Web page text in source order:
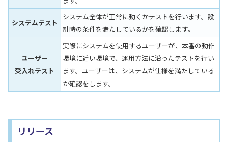
システムテスト
システム全体が正常に動くかテストを行います。設
計時の条件を満たしているかを確認します。
ユーザー
受入れテスト
実際にシステムを使用するユーザーが、本番の動作
環境に近い環境で、運用方法に沿ったテストを行い
ます。ユーザーは、システムが仕様を満たしている
か確認をします。
リリース